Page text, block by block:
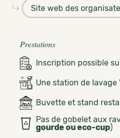
Site web des
Prestations
Inscription possible
Une station de lavage
Buvette et stand
Pas de gobelet aux
gourde ou eco-cup)